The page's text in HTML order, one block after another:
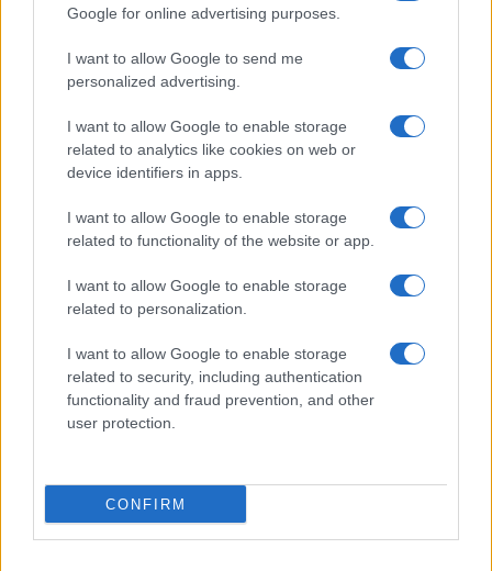
Google for online advertising purposes.
I want to allow Google to send me
personalized advertising.
I want to allow Google to enable storage
related to analytics like cookies on web or
device identifiers in apps.
I want to allow Google to enable storage
related to functionality of the website or app.
I want to allow Google to enable storage
related to personalization.
I want to allow Google to enable storage
related to security, including authentication
functionality and fraud prevention, and other
user protection.
CONFIRM
Ειδική αγωγή – ΟΛΜΕ: Να αρθεί η
αδικία και η ανισοτιμία στα
08/03/2022 - 16:15
Έρχονται ΝΕΟΙ μόνιμοι διορισμοί
εκπαιδευτικών και αλλαγές στα
08/03/2022 - 08:49
ΑΣΕΠ: Απάντηση σε εκπαιδευτικό
για τη μοριοδότηση
23/02/2022 - 14:41